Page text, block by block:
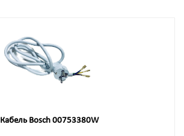
Кабель Bosch 00753380W